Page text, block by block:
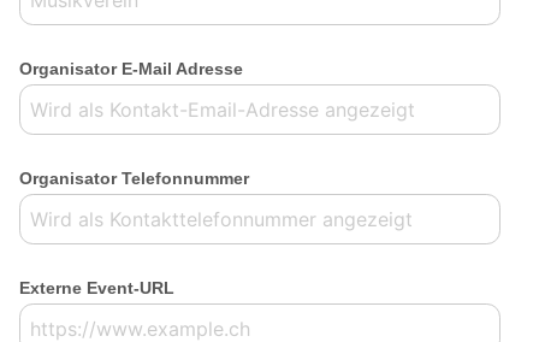
Organisator E-Mail Adresse
Organisator Telefonnummer
Externe Event-URL